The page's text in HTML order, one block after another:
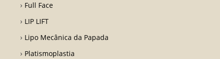
Full Face
LIP LIFT
Lipo Mecânica da Papada
Platismoplastia